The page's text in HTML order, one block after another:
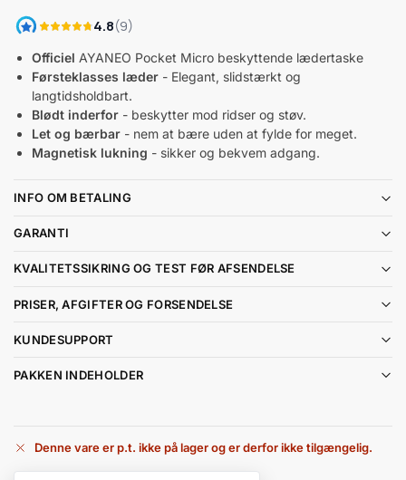
Officiel AYANEO Pocket Micro beskyttende lædertaske
Førsteklasses læder - Elegant, slidstærkt og
langtidsholdbart.
Blødt inderfor - beskytter mod ridser og støv.
Let og bærbar - nem at bære uden at fylde for meget.
Magnetisk lukning - sikker og bekvem adgang.
INFO OM BETALING
GARANTI
KVALITETSSIKRING OG TEST FØR AFSENDELSE
PRISER, AFGIFTER OG FORSENDELSE
KUNDESUPPORT
PAKKEN INDEHOLDER
Denne vare er p.t. ikke på lager og er derfor ikke tilgængelig.